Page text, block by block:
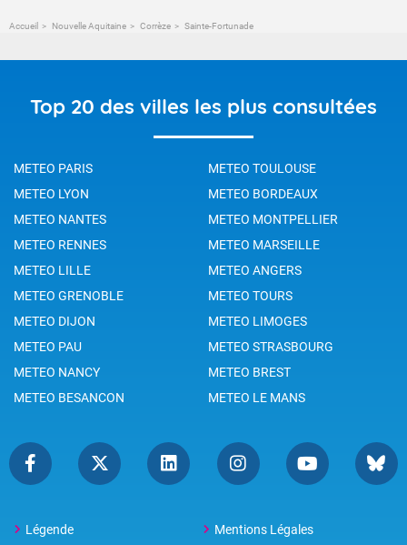
Accueil Nouvelle Aquitaine Corrèze Sainte-Fortunade
Top 20 des villes les plus consultées
METEO PARIS
METEO TOULOUSE
METEO LYON
METEO BORDEAUX
METEO NANTES
METEO MONTPELLIER
METEO RENNES
METEO MARSEILLE
METEO LILLE
METEO ANGERS
METEO GRENOBLE
METEO TOURS
METEO DIJON
METEO LIMOGES
METEO PAU
METEO STRASBOURG
METEO NANCY
METEO BREST
METEO BESANCON
METEO LE MANS
Légende
Mentions Légales